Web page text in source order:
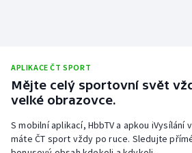
APLIKACE ČT SPORT
Mějte celý sportovní svět
velké obrazovce.
S mobilní aplikací, HbbTV a apkou
máte ČT sport vždy po ruce. Sledujte